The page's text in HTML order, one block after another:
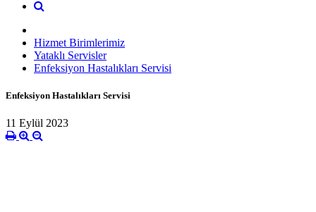
Hizmet Birimlerimiz
Yataklı Servisler
Enfeksiyon Hastalıkları Servisi
Enfeksiyon Hastalıkları Servisi
11 Eylül 2023